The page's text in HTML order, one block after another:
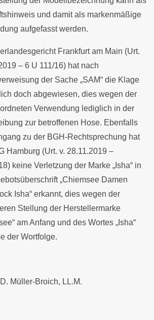
und damit als markenmäßige
aufgefasst werden.
Frankfurt am Main (Urt.
– 6 U 111/16) hat nach
der Sache „SAM“ die Klage
doch abgewiesen, dies wegen der
Verwendung lediglich in der
zur betroffenen Hose. Ebenfalls
zu der BGH-Rechtsprechung hat
Hamburg (Urt. v. 28.11.2019 –
keine Verletzung der Marke „Isha“ in
„Chiemsee Damen
Isha“ erkannt, dies wegen der
Stellung der Herstellermarke
am Anfang und des Wortes „Isha“
der Wortfolge.
Müller-Broich, LL.M.